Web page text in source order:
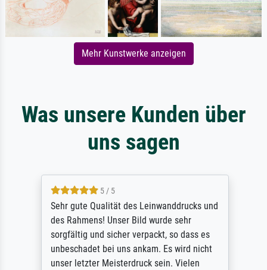
Mehr Kunstwerke anzeigen
Was unsere Kunden über
uns sagen
5 / 5
Sehr gute Qualität des Leinwanddrucks und
des Rahmens! Unser Bild wurde sehr
sorgfältig und sicher verpackt, so dass es
unbeschadet bei uns ankam. Es wird nicht
unser letzter Meisterdruck sein. Vielen